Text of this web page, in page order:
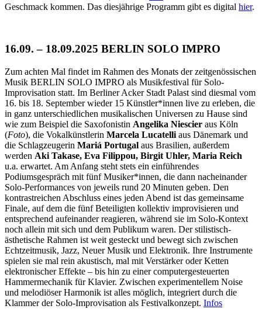
Geschmack kommen. Das diesjährige Programm gibt es digital hier.
16.09. – 18.09.2025 BERLIN SOLO IMPRO
Zum achten Mal findet im Rahmen des Monats der zeitgenössischen
Musik BERLIN SOLO IMPRO als Musikfestival für Solo-
Improvisation statt. Im Berliner Acker Stadt Palast sind diesmal vom
16. bis 18. September wieder 15 Künstler*innen live zu erleben, die
in ganz unterschiedlichen musikalischen Universen zu Hause sind
wie zum Beispiel die Saxofonistin Angelika Niescier aus Köln
(Foto), die Vokalkünstlerin Marcela Lucatelli aus Dänemark und
die Schlagzeugerin Mariá Portugal aus Brasilien, außerdem
werden Aki Takase, Eva Filippou, Birgit Uhler, Maria Reich
u.a. erwartet. Am Anfang steht stets ein einführendes
Podiumsgespräch mit fünf Musiker*innen, die dann nacheinander
Solo-Performances von jeweils rund 20 Minuten geben. Den
kontrastreichen Abschluss eines jeden Abend ist das gemeinsame
Finale, auf dem die fünf Beteiligten kollektiv improvisieren und
entsprechend aufeinander reagieren, während sie im Solo-Kontext
noch allein mit sich und dem Publikum waren. Der stilistisch-
ästhetische Rahmen ist weit gesteckt und bewegt sich zwischen
Echtzeitmusik, Jazz, Neuer Musik und Elektronik. Ihre Instrumente
spielen sie mal rein akustisch, mal mit Verstärker oder Ketten
elektronischer Effekte – bis hin zu einer computergesteuerten
Hammermechanik für Klavier. Zwischen experimentellem Noise
und melodiöser Harmonik ist alles möglich, integriert durch die
Klammer der Solo-Improvisation als Festivalkonzept. Infos